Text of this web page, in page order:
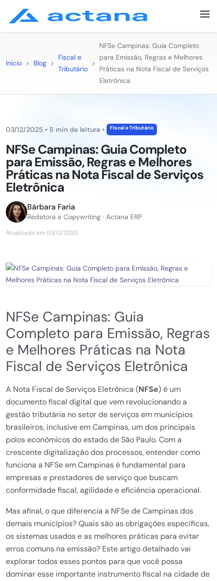
Início > Blog >
Fiscal e
Tributário
>
NFSe Campinas: Guia Completo
para Emissão, Regras e Melhores
Práticas na Nota Fiscal de Serviços
Eletrônica
03/12/2025 • 5 min de leitura • Fiscal e Tributário
NFSe Campinas: Guia Completo
para Emissão, Regras e Melhores
Práticas na Nota Fiscal de Serviços
Eletrônica
Bárbara Faria
Redatora e Copywriting · Actana ERP
Atualizado em 03/12/2025
NFSe Campinas: Guia
Completo para Emissão, Regras
e Melhores Práticas na Nota
Fiscal de Serviços Eletrônica
A Nota Fiscal de Serviços Eletrônica (NFSe) é um
documento fiscal digital que vem revolucionando a
gestão tributária no setor de serviços em municípios
brasileiros, inclusive em Campinas, um dos principais
polos econômicos do estado de São Paulo. Com a
crescente digitalização dos processos, entender como
funciona a NFSe em Campinas é fundamental para
empresas e prestadores de serviço que buscam
conformidade fiscal, agilidade e eficiência operacional.
Mas afinal, o que diferencia a NFSe de Campinas dos
demais municípios? Quais são as obrigações específicas,
os sistemas usados e as melhores práticas para evitar
erros comuns na emissão? Este artigo detalhado vai
explorar todos esses pontos para que você possa
dominar esse importante instrumento fiscal na cidade de